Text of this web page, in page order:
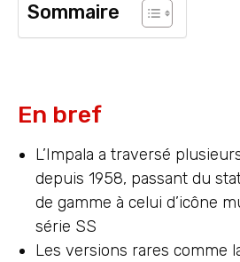
Sommaire
En bref
L’Impala a traversé
depuis 1958, passant du
de gamme à celui d’icône
série SS
Les versions rares comme